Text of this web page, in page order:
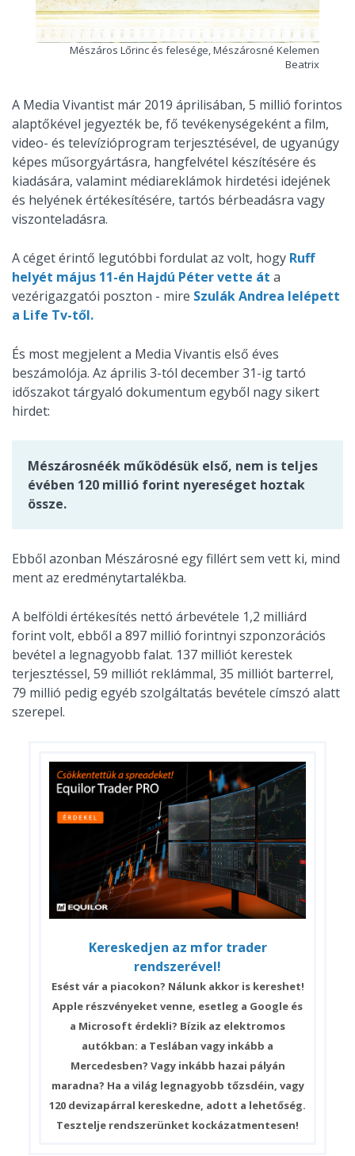
Mészáros Lőrinc és felesége, Mészárosné Kelemen
Beatrix
A Media Vivantist már 2019 áprilisában, 5 millió forintos
alaptőkével jegyezték be, fő tevékenységeként a film,
video- és televízióprogram terjesztésével, de ugyanúgy
képes műsorgyártásra, hangfelvétel készítésére és
kiadására, valamint médiareklámok hirdetési idejének
és helyének értékesítésére, tartós bérbeadásra vagy
viszonteladásra.
A céget érintő legutóbbi fordulat az volt, hogy Ruff
helyét május 11-én Hajdú Péter vette át a
vezérigazgatói poszton - mire Szulák Andrea lelépett
a Life Tv-től.
És most megjelent a Media Vivantis első éves
beszámolója. Az április 3-tól december 31-ig tartó
időszakot tárgyaló dokumentum egyből nagy sikert
hirdet:
Mészárosnéék működésük első, nem is teljes
évében 120 millió forint nyereséget hoztak
össze.
Ebből azonban Mészárosné egy fillért sem vett ki, mind
ment az eredménytartalékba.
A belföldi értékesítés nettó árbevétele 1,2 milliárd
forint volt, ebből a 897 millió forintnyi szponzorációs
bevétel a legnagyobb falat. 137 milliót kerestek
terjesztéssel, 59 milliót reklámmal, 35 milliót barterrel,
79 millió pedig egyéb szolgáltatás bevétele címszó alatt
szerepel.
Kereskedjen az mfor trader
rendszerével!
Esést vár a piacokon? Nálunk akkor is kereshet!
Apple részvényeket venne, esetleg a Google és
a Microsoft érdekli? Bízik az elektromos
autókban: a Teslában vagy inkább a
Mercedesben? Vagy inkább hazai pályán
maradna? Ha a világ legnagyobb tőzsdéin, vagy
120 devizapárral kereskedne, adott a lehetőség.
Tesztelje rendszerünket kockázatmentesen!